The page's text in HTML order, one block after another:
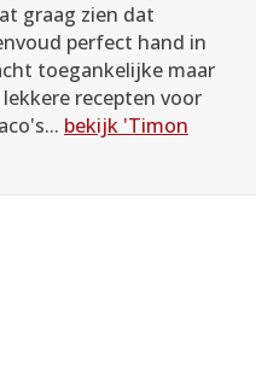
graag zien dat
perfect hand in
toegankelijke maar
recepten voor
bekijk 'Timon